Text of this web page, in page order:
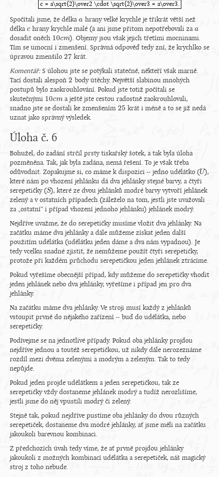
c = a\sqrt{2}\over2 \cdot \sqrt{2}\over3 = a\over3.
c = a\sqrt{2}\over2 \cdot \sqrt{2}\over3 = a\over3.
Spočítali jsme, že délka a
a hrany velké krychle je třikrát větší než
délka c
chrany krychle malé (a ani jsme přitom nepotřebovali za a
a
dosadit oněch 10cm
10cm ). Objemy jsou však jejich třetími mocninami.
Tím se umocní i zmenšení. Správná odpověď tedy zní, že krychlko se
úpravou zmenšilo 27
27 krát.
Komentář:S úlohou jste se potýkali statečně, někteří však marně.
Tací dostali alespoň 2
2 body útěchy. Největší slabinou mnohých
postupů bylo zaokrouhlování. Pokud jste totiž počítali se
skutečnými 10cm
10cm a ještě jste cestou radostně zaokrouhlovali,
snadno jste se dostali ke zmenšením 25
25 krát i méně a to se již nedá
uznat jako správný výsledek.
Úloha č. 6
Bohužel, do zadání strčil prsty tiskařský šotek, a tak byla úloha
pozměněna. Tak, jak byla zadána, nemá řešení. To je však třeba
odůvodnit. Zopakujme si, co máme k dispozici -- jedno udělátko (U
U),
které nám po vhození jehlánku dá dva jehlánky stejné barvy, a čtyři
serepetičky (S
S), které ze dvou jehlánků modré barvy vytvoří jehlánek
zelený a v ostatních případech (záleželo na tom, jestli jste uvažovali
za „ostatní“ i případ vhození jednoho jehlánku) jehlánek modrý.
Nejdříve uvažme, že do serepetičky musíme vložit dva jehlánky. Na
začátku máme dva jehlánky a dále můžeme získat jeden další
použitím udělátka (udělátku jeden dáme a dva nám vypadnou). Je
tedy vcelku snadné zjistit, že nemůžeme použít čtyři serepetičky,
protože při každém průchodu serepetičkou jeden jehlánek ztrácíme.
Pokud vyřešíme obecnější případ, kdy můžeme do serepetičky vhodit
jeden jehlánek nebo dva jehlánky, vyřešíme i případ jen pro dva
jehlánky.
Na začátku máme dva jehlánky. Ve stroji musí každý z jehlánků
vstoupit prvně do nějakého zařízení -- buď do udělátka, nebo
serepetičky.
Podívejme se na jednotlivé případy. Pokud oba jehlánky projdou
nejdříve jednou a toutéž serepetičkou, už nikdy dále nerozeznáme
rozdíl mezi dvěma zelenými a modrým a zeleným. Tak to tedy
nepůjde.
Pokud jeden projde udělátkem a jeden serepetičkou, tak ze
serepetičky vždy dostaneme jehlánek modrý a tudíž nerozlišíme,
jestli jsme do něj vpustili modrý či zelený.
Stejně tak, pokud nejdříve pustíme oba jehlánky do dvou různých
serepetiček, dostaneme dva modré jehlánky, ať jsme měli na začátku
jakoukoli barevnou kombinaci.
Z předchozích úvah tedy víme, že ať prvně projdou jehlánky
jakoukoli z možných kombinací udělátka a serepetiček, náš magický
stroj z toho nebude.